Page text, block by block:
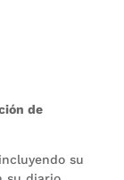
de
su